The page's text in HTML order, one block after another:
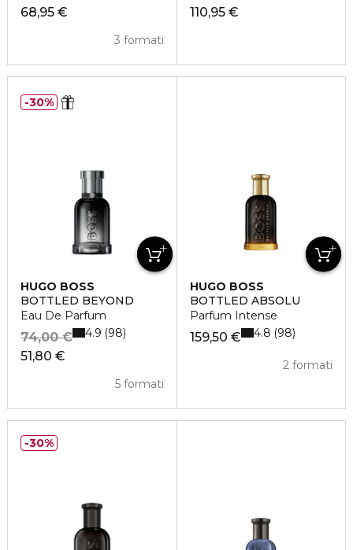
68,95 €
3 formati
110,95 €
HUGO BOSS
BOTTLED BEYOND
Eau De Parfum
51,80 €
74,00 €
5 formati
4.9 98
30%
HUGO BOSS
BOTTLED ABSOLU
Parfum Intense
159,50 €
2 formati
4.8 98
30%